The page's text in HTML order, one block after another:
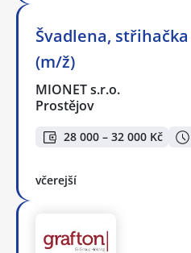
Švadlena,
(m/ž)
MIONET s.r.o.
Prostějov
28 000 – 32 000 Kč
včerejší